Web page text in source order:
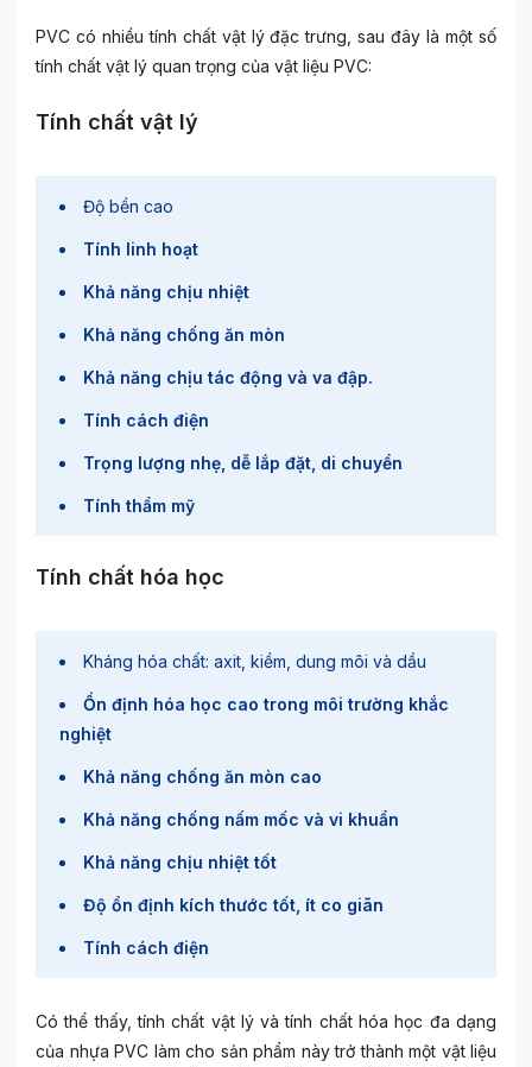
PVC có nhiều tính chất vật lý đặc trưng, sau đây là một số
tính chất vật lý quan trọng của vật liệu PVC:
Tính chất vật lý
Độ bền cao
Tính linh hoạt
Khả năng chịu nhiệt
Khả năng chống ăn mòn
Khả năng chịu tác động và va đập.
Tính cách điện
Trọng lượng nhẹ, dễ lắp đặt, di chuyển
Tính thẩm mỹ
Tính chất hóa học
Kháng hóa chất: axit, kiềm, dung môi và dầu
Ổn định hóa học cao trong môi trường khắc
nghiệt
Khả năng chống ăn mòn cao
Khả năng chống nấm mốc và vi khuẩn
Khả năng chịu nhiệt tốt
Độ ổn định kích thước tốt, ít co giãn
Tính cách điện
Có thể thấy, tính chất vật lý và tính chất hóa học đa dạng
của nhựa PVC làm cho sản phẩm này trở thành một vật liệu